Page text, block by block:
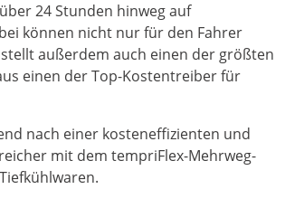
24 Stunden hinweg auf
können nicht nur für den Fahrer
außerdem auch einen der größten
einen der Top-Kostentreiber für
nach einer kosteneffizienten und
mit dem tempriFlex-Mehrweg-